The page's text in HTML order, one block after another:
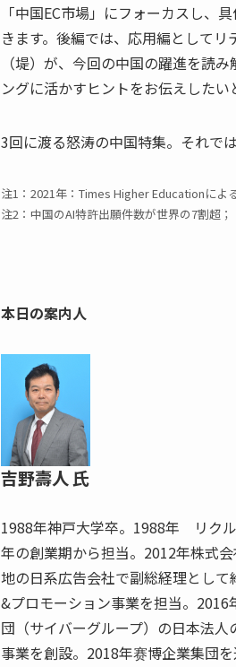
「中国EC市場」にフォーカスし、
きます。後編では、応用編として
（堤）が、今回の中国の躍進を読
ングに活かすヒントをお伝えしたい
3回に渡る怒涛の中国特集。それで
注1：2021年：Times Higher Educationによ
注2：中国のAI特許出願件数が世界の7割超
本日の案内人
吉野壽人 氏
1988年神戸大学卒。1988年 リク
年の創業期から担当。2012年株式
地の日系広告会社で副総経理とし
&プロモーション事業を担当。
団（サイバーグループ）の日本法
事業を創設。2018年赛博企業集団